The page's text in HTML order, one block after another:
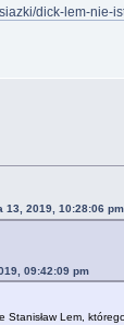
dick-lem-nie-
13, 2019, 10:28:06 pm
09:42:09 pm
Stanisław Lem,